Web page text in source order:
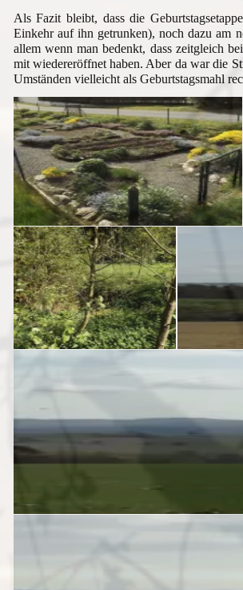
Als Fazit bleibt, dass die
Einkehr auf ihn getrunken), noch dazu am
allem wenn man bedenkt, dass zeitgleich
mit wiedereröffnet haben. Aber da war die
Umständen vielleicht als Geburtstagsmahl